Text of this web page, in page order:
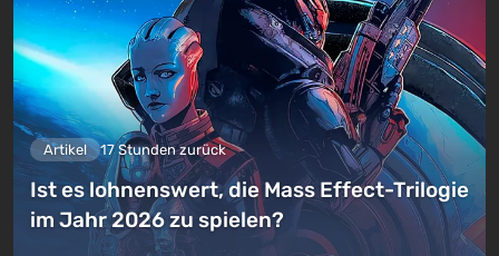
Artikel 17 Stunden zurück
Ist es lohnenswert, die Mass Effect-Trilogie
im Jahr 2026 zu spielen?